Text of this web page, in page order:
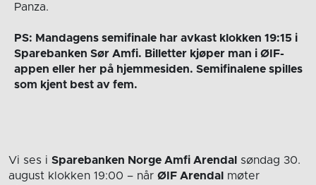
Panza.
PS: Mandagens semifinale har avkast klokken 19:15 i
Sparebanken Sør Amfi. Billetter kjøper man i ØIF-
appen eller her på hjemmesiden. Semifinalene spilles
som kjent best av fem.
Vi ses i Sparebanken Norge Amfi Arendal
søndag 30.
august klokken 19:00 – når ØIF Arendal
møter